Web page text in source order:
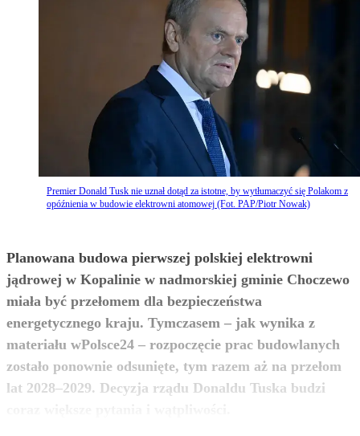
Premier Donald Tusk nie uznał dotąd za istotne, by wytłumaczyć się Polakom z
opóźnienia w budowie elektrowni atomowej (Fot. PAP/Piotr Nowak)
Planowana budowa pierwszej polskiej elektrowni
jądrowej w Kopalinie w nadmorskiej gminie Choczewo
miała być przełomem dla bezpieczeństwa
energetycznego kraju. Tymczasem – jak wynika z
materiału wPolsce24 – rozpoczęcie prac budowlanych
zostało ponownie odsunięte, tym razem aż na przełom
lat 2028–2029. Decyzja rządu Donaldu Tuska budzi
zobacz więcej